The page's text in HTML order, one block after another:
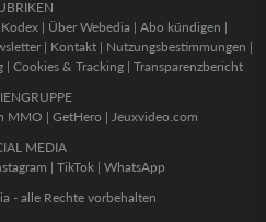
| Über Webedia | Abo kündigen |
| Kontakt | Nutzungsbestimmungen |
| Cookies & Tracking | Transparenzbericht
MMO | GetHero | Jeuxvideo.com
MEDIA
| TikTok | WhatsApp
- alle Rechte vorbehalten